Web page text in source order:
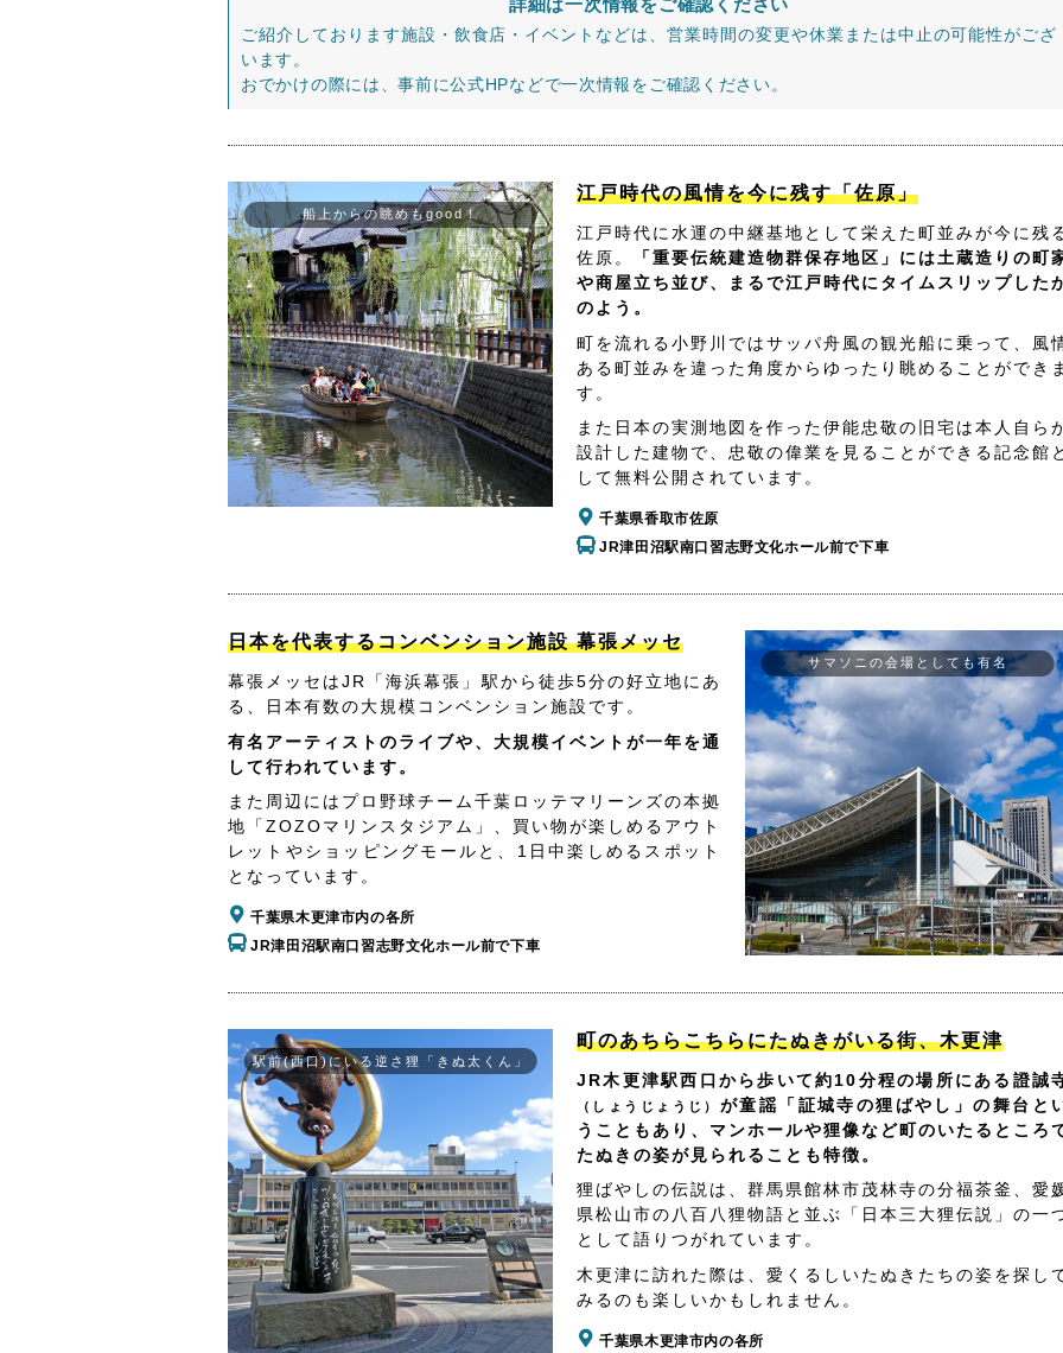
詳細は一次情報をご確認ください
ご紹介しております施設・飲食店・イベントなどは、営業時間の変更や休業または中止の可能性がござ
います。
おでかけの際には、事前に公式HPなどで一次情報をご確認ください。
船上からの眺めもgood！
江戸時代の風情を今に残す「佐原」
江戸時代に水運の中継基地として栄えた町並みが今に残
佐原。
「重要伝統建造物群保存地区」には土蔵造りの町
や商屋立ち並び、まるで江戸時代にタイムスリップした
のよう。
町を流れる小野川ではサッパ舟風の観光船に乗って、風
ある町並みを違った角度からゆったり眺めることができ
す。
また日本の実測地図を作った伊能忠敬の旧宅は本人自ら
設計した建物で、忠敬の偉業を見ることができる記念館
して無料公開されています。
千葉県香取市佐原
JR津田沼駅南口習志野文化ホール前で下車
日本を代表するコンベンション施設 幕張メッセ
幕張メッセはJR「海浜幕張」駅から徒歩5分の好立地にあ
る、日本有数の大規模コンベンション施設です。
有名アーティストのライブや、大規模イベントが一年を通
して行われています。
また周辺にはプロ野球チーム千葉ロッテマリーンズの本拠
地「ZOZOマリンスタジアム」、買い物が楽しめるアウト
レットやショッピングモールと、1日中楽しめるスポット
となっています。
千葉県木更津市内の各所
JR津田沼駅南口習志野文化ホール前で下車
サマソニの会場としても有名
駅前(西口)にいる逆さ狸「きぬ太くん」
町のあちらこちらにたぬきがいる街、木更津
JR木更津駅西口から歩いて約10分程の場所にある證誠
（しょうじょうじ） が童謡「証城寺の狸ばやし」の舞台と
うこともあり、マンホールや狸像など町のいたるところ
たぬきの姿が見られることも特徴。
狸ばやしの伝説は、群馬県館林市茂林寺の分福茶釜、愛
県松山市の八百八狸物語と並ぶ「日本三大狸伝説」の一
として語りつがれています。
木更津に訪れた際は、愛くるしいたぬきたちの姿を探し
みるのも楽しいかもしれません。
千葉県木更津市内の各所